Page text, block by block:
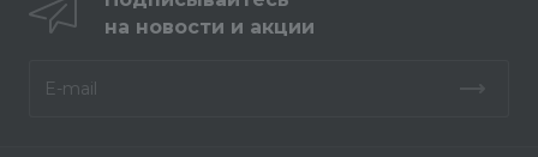
на новости и акции